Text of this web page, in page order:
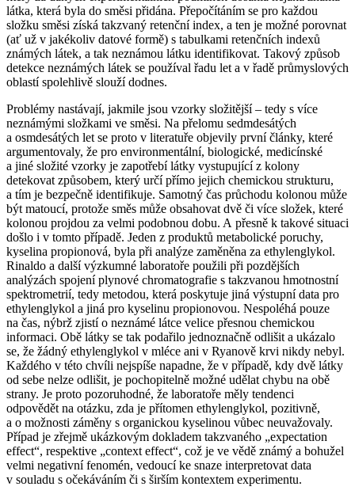
látka, která byla do směsi přidána. Přepočítáním se pro každou
složku směsi získá takzvaný retenční index, a ten je možné porovnat
(ať už v jakékoliv datové formě) s tabulkami retenčních indexů
známých látek, a tak neznámou látku identifikovat. Takový způsob
detekce neznámých látek se používal řadu let a v řadě průmyslových
oblastí spolehlivě slouží dodnes.
Problémy nastávají, jakmile jsou vzorky složitější – tedy s více
neznámými složkami ve směsi. Na přelomu sedmdesátých
a osmdesátých let se proto v literatuře objevily první články, které
argumentovaly, že pro environmentální, biologické, medicínské
a jiné složité vzorky je zapotřebí látky vystupující z kolony
detekovat způsobem, který určí přímo jejich chemickou strukturu,
a tím je bezpečně identifikuje. Samotný čas průchodu kolonou může
být matoucí, protože směs může obsahovat dvě či více složek, které
kolonou projdou za velmi podobnou dobu. A přesně k takové situaci
došlo i v tomto případě. Jeden z produktů metabolické poruchy,
kyselina propionová, byla při analýze zaměněna za ethylenglykol.
Rinaldo a další výzkumné laboratoře použili při pozdějších
analýzách spojení plynové chromatografie s takzvanou hmotnostní
spektrometrií, tedy metodou, která poskytuje jiná výstupní data pro
ethylenglykol a jiná pro kyselinu propionovou. Nespoléhá pouze
na čas, nýbrž zjistí o neznámé látce velice přesnou chemickou
informaci. Obě látky se tak podařilo jednoznačně odlišit a ukázalo
se, že žádný ethylenglykol v mléce ani v Ryanově krvi nikdy nebyl.
Každého v této chvíli nejspíše napadne, že v případě, kdy dvě látky
od sebe nelze odlišit, je pochopitelně možné udělat chybu na obě
strany. Je proto pozoruhodné, že laboratoře měly tendenci
odpovědět na otázku, zda je přítomen ethylenglykol, pozitivně,
a o možnosti záměny s organickou kyselinou vůbec neuvažovaly.
Případ je zřejmě ukázkovým dokladem takzvaného „expectation
effect“, respektive „context effect“, což je ve vědě známý a bohužel
velmi negativní fenomén, vedoucí ke snaze interpretovat data
v souladu s očekáváním či s širším kontextem experimentu.